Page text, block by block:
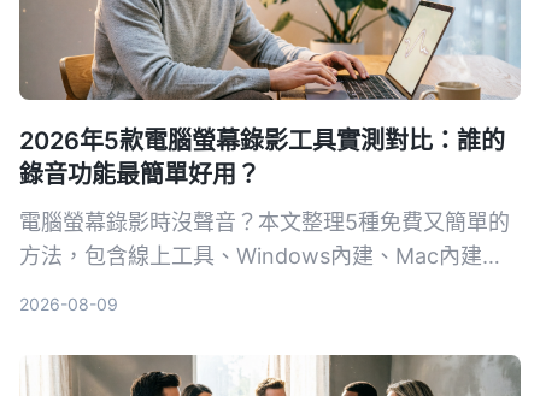
2026年5款電腦螢幕錄影工具實測對比：誰的
錄音功能最簡單好用？
電腦螢幕錄影時沒聲音？本文整理5種免費又簡單的
方法，包含線上工具、Windows內建、Mac內建，
2026-08-09